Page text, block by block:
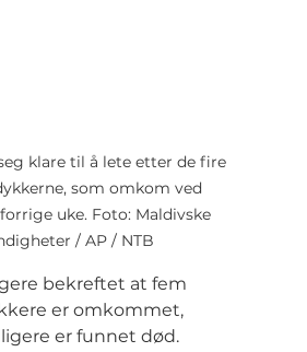
klare til å lete etter de fire
som omkom ved
uke. Foto: Maldivske
/ AP / NTB
bekreftet at fem
er omkommet,
er funnet død.